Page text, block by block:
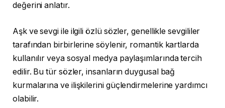
değerini anlatır.
Aşk ve sevgi ile ilgili özlü sözler, genellikle sevgililer
tarafından birbirlerine söylenir, romantik kartlarda
kullanılır veya sosyal medya paylaşımlarında tercih
edilir. Bu tür sözler, insanların duygusal bağ
kurmalarına ve ilişkilerini güçlendirmelerine yardımcı
olabilir.